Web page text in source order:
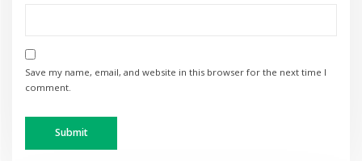
Save my name, email, and website in this browser for the next time I
comment.